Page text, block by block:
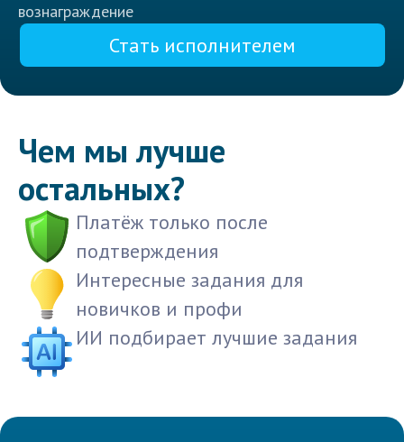
вознаграждение
Стать исполнителем
Чем мы лучше
остальных?
Платёж только после
подтверждения
Интересные задания для
новичков и профи
ИИ подбирает лучшие задания